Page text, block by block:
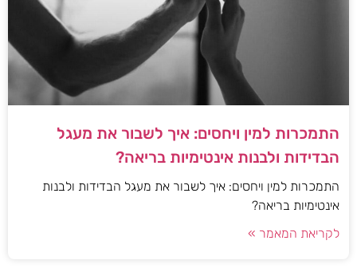
התמכרות למין ויחסים: איך לשבור את מעגל
הבדידות ולבנות אינטימיות בריאה?
התמכרות למין ויחסים: איך לשבור את מעגל הבדידות ולבנות
אינטימיות בריאה?
לקריאת המאמר »